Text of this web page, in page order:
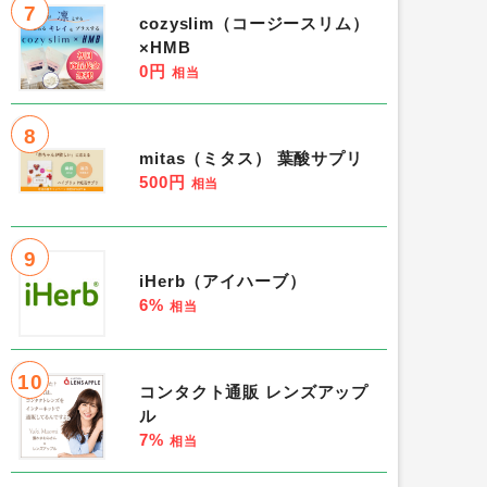
7
cozyslim（コージースリム）
×HMB
0円 相当
8
mitas（ミタス） 葉酸サプリ
500円 相当
9
iHerb（アイハーブ）
6% 相当
10
コンタクト通販 レンズアップ
ル
7% 相当